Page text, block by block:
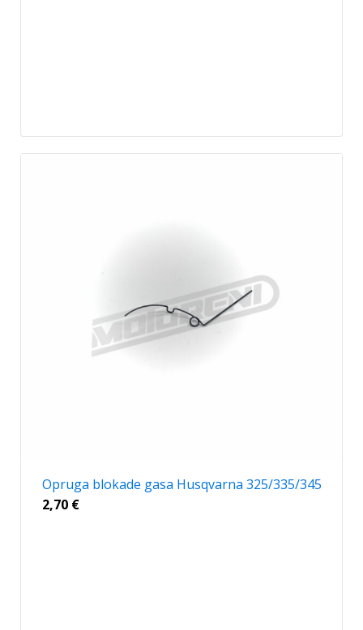
Opruga blokade gasa Husqvarna 325/335/345
2,70 €